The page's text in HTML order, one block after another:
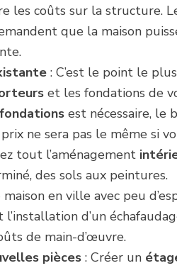
les coûts sur la structure.
que la maison
: C’est le point le
et les fondations de
est nécessaire,
ne sera pas le même si
tout l’aménagement
des sols aux peintures.
maison en ville avec peu
d’un
de main-d’œuvre.
pièces : Créer un